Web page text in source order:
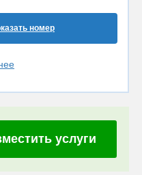
номер
услуги